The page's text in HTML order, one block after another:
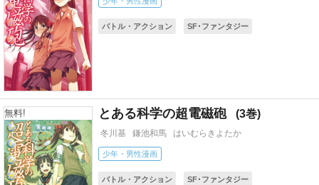
バトル・アクション
SF･ファンタジー
無料! とある科学の超電磁砲 3
冬川基 鎌池和馬 はいむらきよたか
少年・男性漫画
バトル・アクション
SF･ファンタジー